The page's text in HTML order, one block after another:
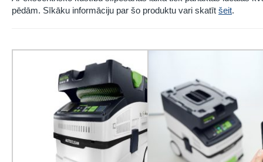
pēdām. Sīkāku informāciju par šo produktu vari skatīt šeit.